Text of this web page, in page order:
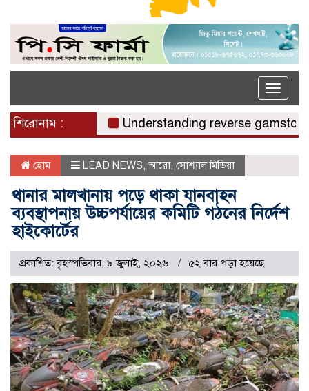
Toggle
শিরোনাম : Understanding reverse gamstop
হোম LEAD NEWS, আরো, সোশ্যাল মিডিয়া
থানার মালখানায় পড়ে থাকা যানবাহন
ব্যবস্থাপনায় উচ্চপর্যায়ের কমিটি গঠনের নির্দেশ
হাইকোর্টের
প্রকাশিত: বৃহস্পতিবার, ৯ জুলাই, ২০২৬ ৫২ বার পড়া হয়েছে